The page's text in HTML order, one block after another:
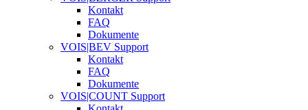
Kontakt
FAQ
Dokumente
VOIS|BEV Support
Kontakt
FAQ
Dokumente
VOIS|COUNT Support